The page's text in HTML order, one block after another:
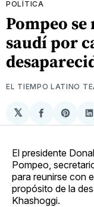
POLÍTICA
Pompeo
saudí por
EL TIEMPO LATINO
𝕏
Compartir
en
Share
on
El presidente
Pompeo,
para reunirse con
propósito de la
Khashoggi.